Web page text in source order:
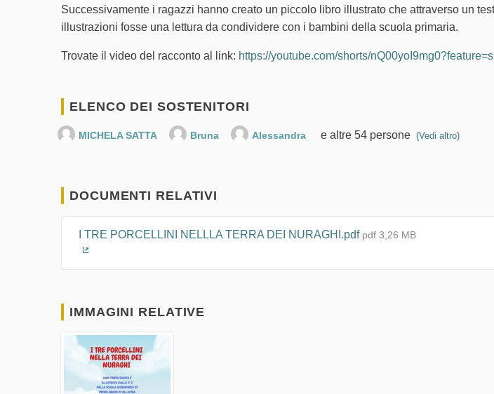
Successivamente i ragazzi hanno creato un piccolo libro illustrato che attraverso un
illustrazioni fosse una lettura da condividere con i bambini della scuola primaria.
Trovate il video del racconto al link: https://youtube.com/shorts/
ELENCO DEI SOSTENITORI
MICHELA SATTA Bruna Alessandra e altre 54 persone (Vedi altro)
DOCUMENTI RELATIVI
I TRE PORCELLINI NELLLA TERRA DEI NURAGHI.pdf pdf 3,26 MB
IMMAGINI RELATIVE